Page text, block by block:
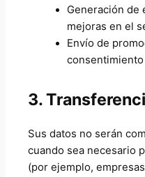
Generación de
mejoras en el
Envío de
3.
Sus datos no serán
cuando sea necesario
(por ejemplo,